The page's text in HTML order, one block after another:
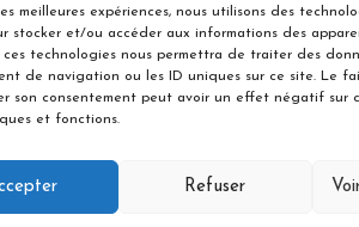
meilleures expériences, nous utilisons des
stocker et/ou accéder aux informations des
ces technologies nous permettra de traiter des
de navigation ou les ID uniques sur ce site. Le
son consentement peut avoir un effet négatif sur
et fonctions.
Refuser